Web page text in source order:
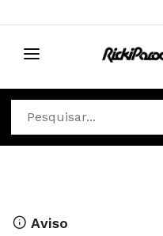
CABELO
Aviso